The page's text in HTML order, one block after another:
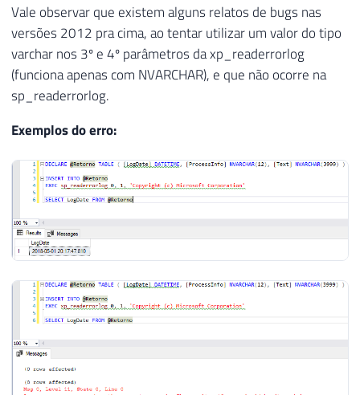
Vale observar que existem alguns relatos de bugs nas
versões 2012 pra cima, ao tentar utilizar um valor do tipo
varchar nos 3º e 4º parâmetros da xp_readerrorlog
(funciona apenas com NVARCHAR), e que não ocorre na
sp_readerrorlog.
Exemplos do erro: